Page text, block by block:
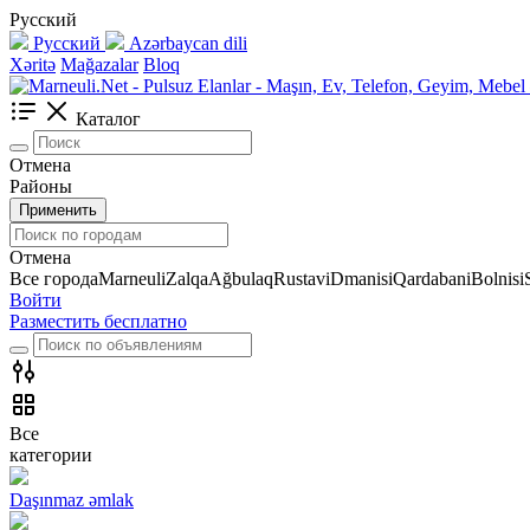
Русский
Русский
Azərbaycan dili
Xəritə Mağazalar Bloq
Каталог
Отмена
Районы
Применить
Отмена
Все городаMarneuliZalqaAğbulaqRustaviDmanisiQardabaniBolnisi
Войти
Разместить бесплатно
Все
категории
Daşınmaz əmlak